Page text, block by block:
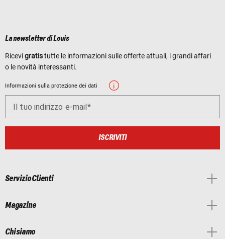
La newsletter di Louis
Ricevigratistutte le informazioni sulle offerte attuali, i grandi affari
o le novità interessanti.
Informazioni sulla protezione dei dati
Il tuo indirizzo e-mail
ISCRIVITI
Servizio Clienti
Magazine
Chi siamo